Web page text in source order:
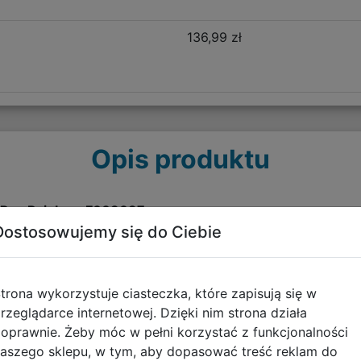
136,99 zł
Opis produktu
Rainbow F003037
to idealny wybór dla fanek K-popu, które kochają
zieleń, lawendowy fiolet i jasny błękit) tworzą
się w KPop aesthetic.
się do Ciebie
wykorzystuje ciasteczka, które zapisują się w
internetowej. Dzięki nim strona działa
Żeby móc w pełni korzystać z funkcjonalności
sklepu, w tym, aby dopasować treść reklam do